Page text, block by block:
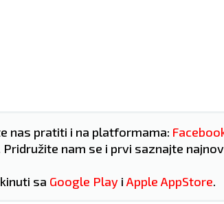
nas pratiti i na platformama:
Pridružite nam se i prvi saznajte
sa Google Play i Apple AppStore.